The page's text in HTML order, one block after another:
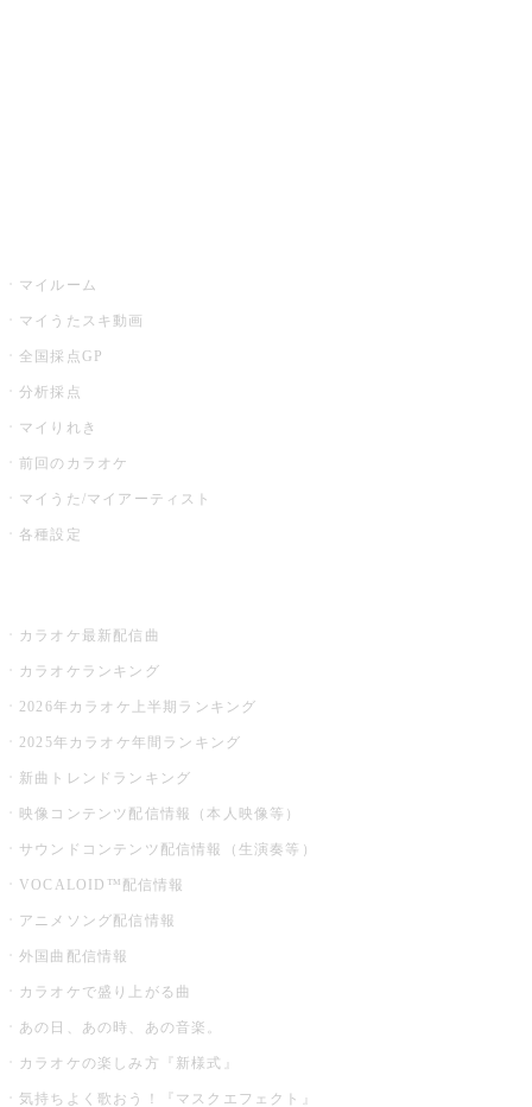
マイルーム
マイうたスキ動画
全国採点GP
分析採点
マイりれき
前回のカラオケ
マイうた/マイアーティスト
各種設定
カラオケ最新配信曲
カラオケランキング
2026年カラオケ上半期ランキング
2025年カラオケ年間ランキング
新曲トレンドランキング
映像コンテンツ配信情報（本人映像等）
サウンドコンテンツ配信情報（生演奏等）
VOCALOID™配信情報
アニメソング配信情報
外国曲配信情報
カラオケで盛り上がる曲
あの日、あの時、あの音楽。
カラオケの楽しみ方『新様式』
気持ちよく歌おう！『マスクエフェクト』